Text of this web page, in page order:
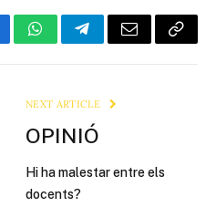
WhatsAppTelegramEmail Copy
NEXT ARTICLE
OPINIÓ
Hi ha malestar entre els
docents?